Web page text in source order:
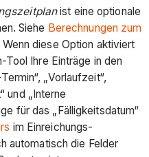
ist eine optionale
Siehe Berechnungen zum
Wenn diese Option aktiviert
Tool Ihre Einträge in den
„Vorlaufzeit“,
und „Interne
für das „Fälligkeitsdatum“
im Einreichungs-
automatisch die Felder